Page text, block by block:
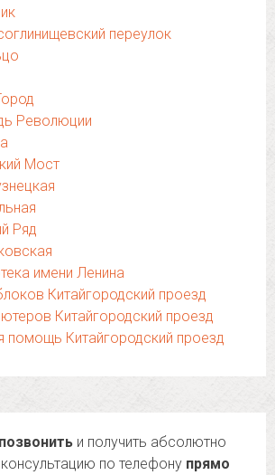
переулок
Революции
Мост
Ряд
имени Ленина
Китайгородский проезд
Китайгородский проезд
помощь Китайгородский проезд
позвонить и получить абсолютно
по телефону прямо